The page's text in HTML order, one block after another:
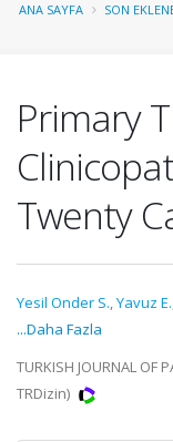
ANA SAYFA SON
Primary
Twenty
Yesil Onder S.,Yavuz E.
...Daha Fazla
TURKISH JOURNAL OF
TRDizin)